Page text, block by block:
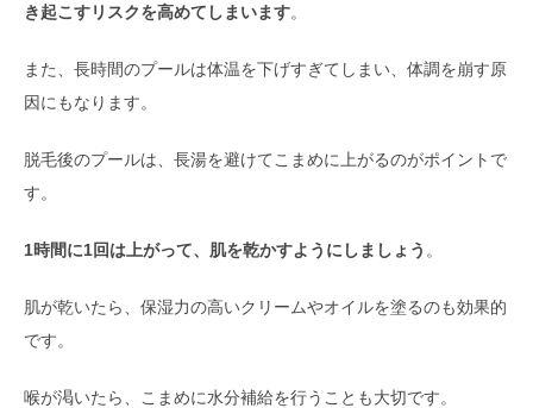
き起こすリスクを高めてしまいます。
また、長時間のプールは体温を下げすぎてしまい、体調を崩す原
因にもなります。
脱毛後のプールは、長湯を避けてこまめに上がるのがポイントで
す。
1時間に1回は上がって、肌を乾かすようにしましょう 。
肌が乾いたら、保湿力の高いクリームやオイルを塗るのも効果的
です。
喉が渇いたら、こまめに水分補給を行うことも大切です。